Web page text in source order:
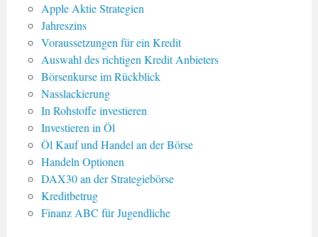
Apple Aktie Strategien
Jahreszins
Voraussetzungen für ein Kredit
Auswahl des richtigen Kredit Anbieters
Börsenkurse im Rückblick
Nasslackierung
In Rohstoffe investieren
Investieren in Öl
Öl Kauf und Handel an der Börse
Handeln Optionen
DAX30 an der Strategiebörse
Kreditbetrug
Finanz ABC für Jugendliche